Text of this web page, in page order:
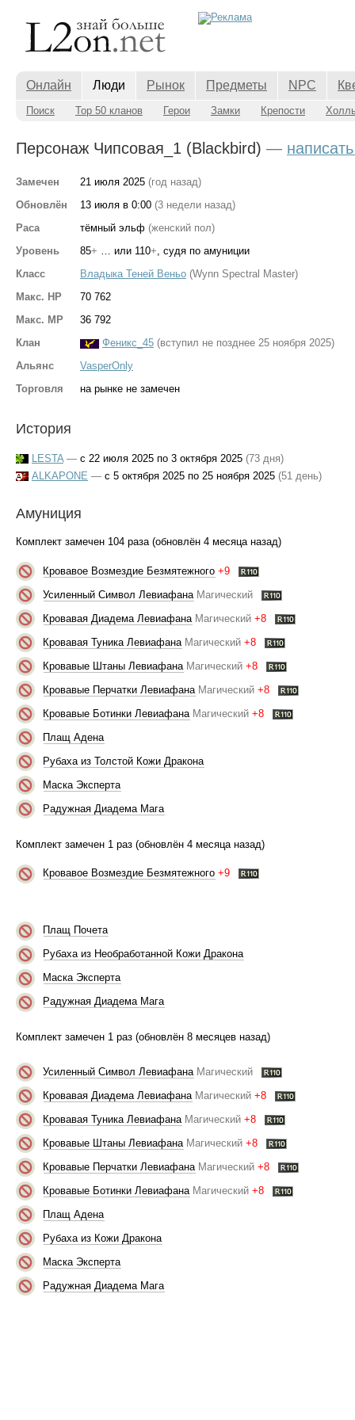
Онлайн Люди Рынок Предметы NPC
Поиск Top 50 кланов Герои Замки Крепости
Персонаж Чипсовая_1 (Blackbird) —
Замечен 21 июля 2025 (год назад)
Обновлён
13 июля в 0:00 (3 недели назад)
Раса
тёмный эльф (женский пол)
Уровень
85+ … или 110+, судя по амуниции
Класс
Владыка Теней Веньо (Wynn Spectral Master)
Макс. HP
70 762
Макс. MP
36 792
Клан
Феникс_45 (вступил не позднее 25 ноября 2025)
Альянс
VasperOnly
Торговля
на рынке не замечен
История
LESTA — с 22 июля 2025 по 3 октября 2025 (73 дня)
ALKAPONE — с 5 октября 2025 по 25 ноября 2025 (51 день)
Амуниция
Комплект замечен 104 раза (обновлён 4 месяца назад)
Кровавое Возмездие Безмятежного +9
Усиленный Символ Левиафана Магический
Кровавая Диадема Левиафана Магический +8
Кровавая Туника Левиафана Магический +8
Кровавые Штаны Левиафана Магический +8
Кровавые Перчатки Левиафана Магический +8
Кровавые Ботинки Левиафана Магический +8
Плащ Адена
Рубаха из Толстой Кожи Дракона
Маска Эксперта
Радужная Диадема Мага
Комплект замечен 1 раз (обновлён 4 месяца назад)
Кровавое Возмездие Безмятежного +9
Плащ Почета
Рубаха из Необработанной Кожи Дракона
Маска Эксперта
Радужная Диадема Мага
Комплект замечен 1 раз (обновлён 8 месяцев назад)
Усиленный Символ Левиафана Магический
Кровавая Диадема Левиафана Магический +8
Кровавая Туника Левиафана Магический +8
Кровавые Штаны Левиафана Магический +8
Кровавые Перчатки Левиафана Магический +8
Кровавые Ботинки Левиафана Магический +8
Плащ Адена
Рубаха из Кожи Дракона
Маска Эксперта
Радужная Диадема Мага